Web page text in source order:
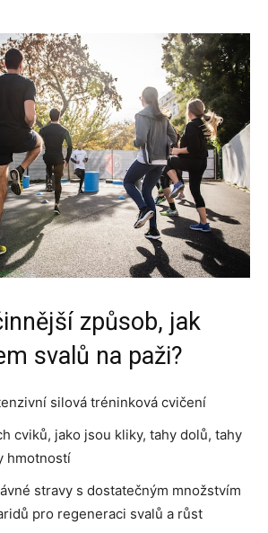
způsob, jak
svalů na paži?
silová tréninková cvičení
cviků, jako jsou kliky, tahy dolů, tahy
hmotností
stravy s dostatečným množstvím
pro regeneraci svalů a růst